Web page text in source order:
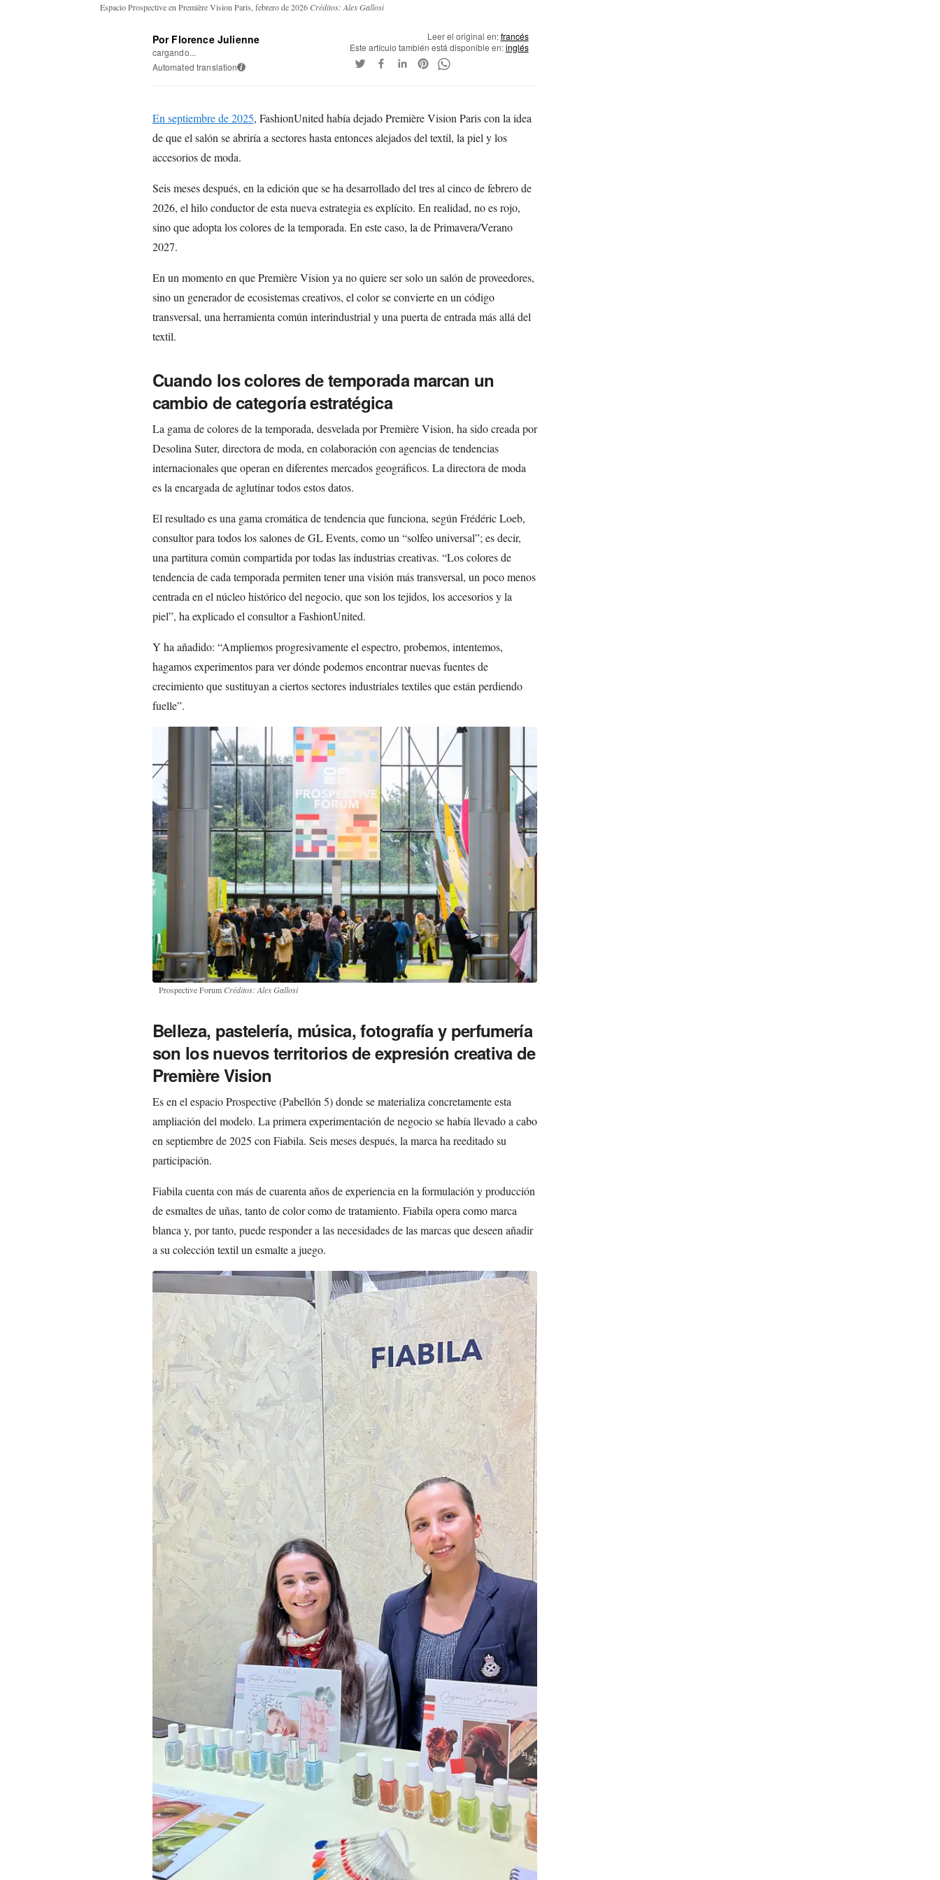
Espacio Prospective en Première Vision Paris, febrero de 2026 Créditos: Alex Gallosi
Por Florence Julienne
cargando...
Automated translation i
Leer el original en:francés
Este artículo también está disponible en:inglés
En septiembre de 2025, FashionUnited había dejado Première Vision Paris con la idea
de que el salón se abriría a sectores hasta entonces alejados del textil, la piel y los
accesorios de moda.
Seis meses después, en la edición que se ha desarrollado del tres al cinco de febrero de
2026, el hilo conductor de esta nueva estrategia es explícito. En realidad, no es rojo,
sino que adopta los colores de la temporada. En este caso, la de Primavera/Verano
2027.
En un momento en que Première Vision ya no quiere ser solo un salón de proveedores,
sino un generador de ecosistemas creativos, el color se convierte en un código
transversal, una herramienta común interindustrial y una puerta de entrada más allá del
textil.
Cuando los colores de temporada marcan un
cambio de categoría estratégica
La gama de colores de la temporada, desvelada por Première Vision, ha sido creada por
Desolina Suter, directora de moda, en colaboración con agencias de tendencias
internacionales que operan en diferentes mercados geográficos. La directora de moda
es la encargada de aglutinar todos estos datos.
El resultado es una gama cromática de tendencia que funciona, según Frédéric Loeb,
consultor para todos los salones de GL Events, como un “solfeo universal”; es decir,
una partitura común compartida por todas las industrias creativas. “Los colores de
tendencia de cada temporada permiten tener una visión más transversal, un poco menos
centrada en el núcleo histórico del negocio, que son los tejidos, los accesorios y la
piel”, ha explicado el consultor a FashionUnited.
Y ha añadido: “Ampliemos progresivamente el espectro, probemos, intentemos,
hagamos experimentos para ver dónde podemos encontrar nuevas fuentes de
crecimiento que sustituyan a ciertos sectores industriales textiles que están perdiendo
fuelle”.
Prospective Forum Créditos: Alex Gallosi
Belleza, pastelería, música, fotografía y perfumería
son los nuevos territorios de expresión creativa de
Première Vision
Es en el espacio Prospective (Pabellón 5) donde se materializa concretamente esta
ampliación del modelo. La primera experimentación de negocio se había llevado a cabo
en septiembre de 2025 con Fiabila. Seis meses después, la marca ha reeditado su
participación.
Fiabila cuenta con más de cuarenta años de experiencia en la formulación y producción
de esmaltes de uñas, tanto de color como de tratamiento. Fiabila opera como marca
blanca y, por tanto, puede responder a las necesidades de las marcas que deseen añadir
a su colección textil un esmalte a juego.